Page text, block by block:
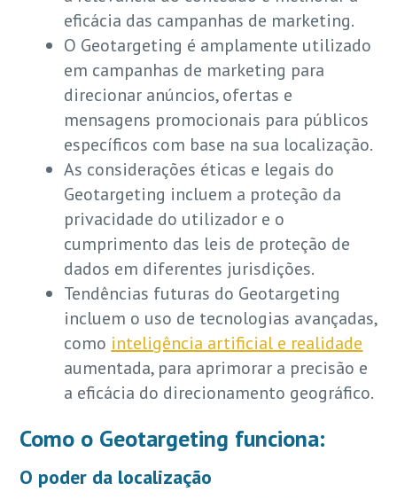
eficácia das campanhas de marketing.
O Geotargeting é amplamente utilizado
em campanhas de marketing para
direcionar anúncios, ofertas e
mensagens promocionais para públicos
específicos com base na sua localização.
As considerações éticas e legais do
Geotargeting incluem a proteção da
privacidade do utilizador e o
cumprimento das leis de proteção de
dados em diferentes jurisdições.
Tendências futuras do Geotargeting
incluem o uso de tecnologias avançadas,
como inteligência artificial e realidade
aumentada, para aprimorar a precisão e
a eficácia do direcionamento geográfico.
Como o Geotargeting funciona:
O poder da localização